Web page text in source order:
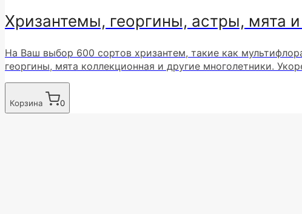
Хризантемы, георгины, астры, мята
На Ваш выбор 600 сортов хризантем, такие как
георгины, мята коллекционная и другие многолетники.
Корзина 0